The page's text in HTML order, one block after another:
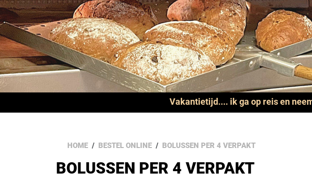
Vakantietijd.... ik ga op reis en
HOME BESTEL ONLINE BOLUSSEN PER 4 VERPAKT
BOLUSSEN PER 4 VERPAKT